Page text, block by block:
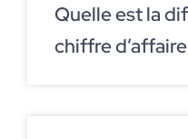
Quelle est la
chiffre